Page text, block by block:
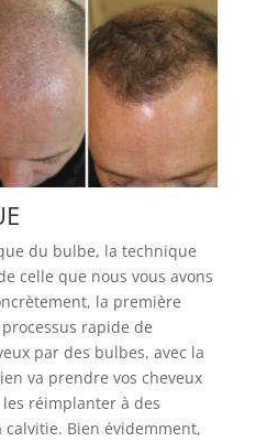
du bulbe, la technique
celle que nous vous avons
la première
rapide de
par des bulbes, avec la
va prendre vos cheveux
réimplanter à des
Bien évidemment,